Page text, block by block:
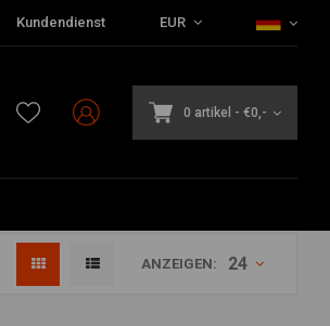
Kundendienst EUR
0 artikel - €0,-
ANZEIGEN: 24